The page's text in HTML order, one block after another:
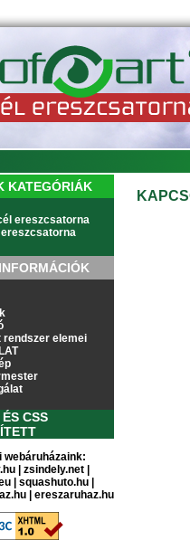
KATEGÓRIÁK
ereszcsatorna
ereszcsatorna
rendszer elemei
CSS
webáruházaink:
| zsindely.net|
| squashuto.hu|
ereszaruhaz.hu